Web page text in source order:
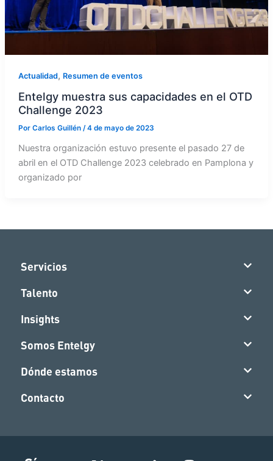
Actualidad, Resumen de eventos
Entelgy muestra sus capacidades en el OTD
Challenge 2023
Por Carlos Guillén /4 de mayo de 2023
Nuestra organización estuvo presente el pasado 27 de
abril en el OTD Challenge 2023 celebrado en Pamplona y
organizado por
Servicios
Talento
Insights
Somos Entelgy
Dónde estamos
Contacto